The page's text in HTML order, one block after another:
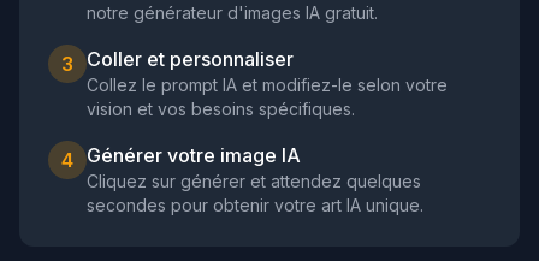
notre générateur d'images IA gratuit.
3 Coller et personnaliser
Collez le prompt IA et modifiez-le selon votre
vision et vos besoins spécifiques.
4 Générer votre image IA
Cliquez sur générer et attendez quelques
secondes pour obtenir votre art IA unique.